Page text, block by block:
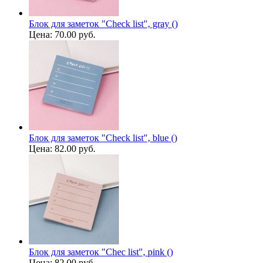
Блок для заметок "Check list", gray ()
Цена: 70.00 руб.
Блок для заметок "Check list", blue ()
Цена: 82.00 руб.
Блок для заметок "Chec list", pink ()